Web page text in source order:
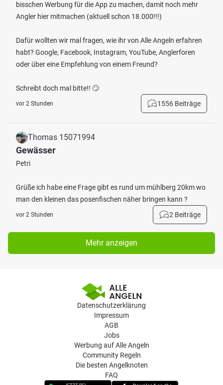
bisschen Werbung für die App zu machen, damit noch mehr
Angler hier mitmachen (aktuell schon 18.000!!!)
Dafür wollten wir mal fragen, wie ihr von Alle Angeln erfahren
habt? Google, Facebook, Instagram, YouTube, Anglerforen
oder über eine Empfehlung von einem Freund?
Schreibt doch mal bitte!! 🙄
vor 2 Stunden 1556 Beiträge
Thomas 15071994
Gewässer
Petri
Grüße ich habe eine Frage gibt es rund um mühlberg 20km wo
man den kleinen das posenfischen näher bringen kann ?
vor 2 Stunden 2 Beiträge
Mehr anzeigen
Datenschutzerklärung
Impressum
AGB
Jobs
Werbung auf Alle Angeln
Community Regeln
Die besten Angelknoten
FAQ